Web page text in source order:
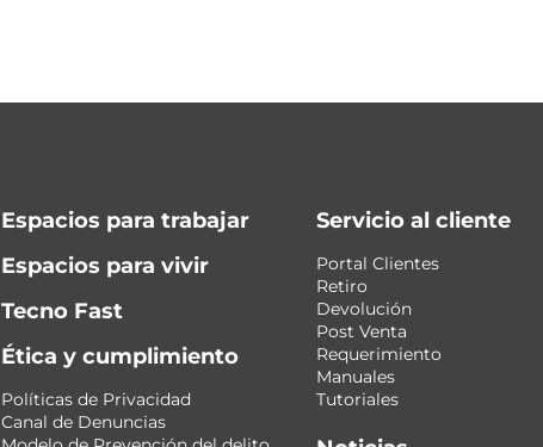
Espacios para trabajar
Espacios para vivir
Tecno Fast
Ética y cumplimiento
Políticas de Privacidad
Canal de Denuncias
Servicio al cliente
Portal Clientes
Retiro
Devolución
Post Venta
Requerimiento
Manuales
Tutoriales